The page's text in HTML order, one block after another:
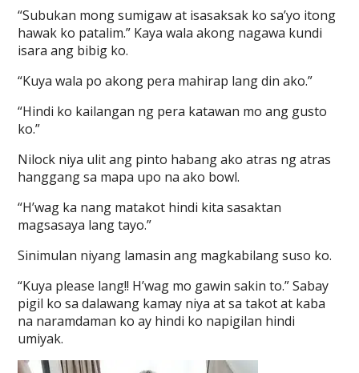
“Subukan mong sumigaw at isasaksak ko sa’yo itong
hawak ko patalim.” Kaya wala akong nagawa kundi
isara ang bibig ko.
“Kuya wala po akong pera mahirap lang din ako.”
“Hindi ko kailangan ng pera katawan mo ang gusto
ko.”
Nilock niya ulit ang pinto habang ako atras ng atras
hanggang sa mapa upo na ako bowl.
“H’wag ka nang matakot hindi kita sasaktan
magsasaya lang tayo.”
Sinimulan niyang lamasin ang magkabilang suso ko.
“Kuya please lang!! H’wag mo gawin sakin to.” Sabay
pigil ko sa dalawang kamay niya at sa takot at kaba
na naramdaman ko ay hindi ko napigilan hindi
umiyak.